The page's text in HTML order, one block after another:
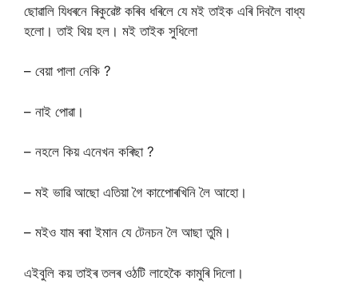
ছোৱালি যিধৰনে ৰিকুৱেষ্ট কৰিব ধৰিলে যে মই তাইক এৰি দিবলৈ বাধ্য
হলো। তাই থিয় হল। মই তাইক সুধিলো
– বেয়া পালা নেকি ?
– নাই পোৱা।
– নহলে কিয় এনেখন কৰিছা ?
– মই ভাৱি আছো এতিয়া গৈ কাপোেৰখিনি লৈ আহো।
– মইও যাম ৰবা ইমান যে টেনচন লৈ আছা তুমি।
এইবুলি কয় তাইৰ তলৰ ওঠটি লাহেকৈ কামুৰি দিলো।